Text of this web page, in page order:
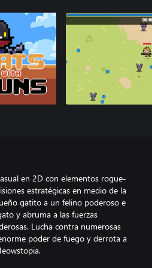
en 2D con elementos rogue-
estratégicas en medio de la
gatito a un felino poderoso e
y abruma a las fuerzas
Lucha contra numerosas
poder de fuego y derrota a